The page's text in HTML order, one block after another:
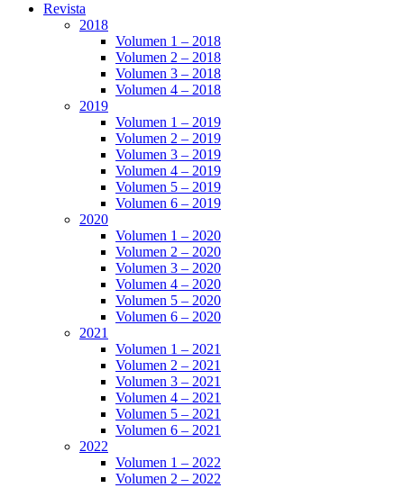
Revista
2018
Volumen 1 – 2018
Volumen 2 – 2018
Volumen 3 – 2018
Volumen 4 – 2018
2019
Volumen 1 – 2019
Volumen 2 – 2019
Volumen 3 – 2019
Volumen 4 – 2019
Volumen 5 – 2019
Volumen 6 – 2019
2020
Volumen 1 – 2020
Volumen 2 – 2020
Volumen 3 – 2020
Volumen 4 – 2020
Volumen 5 – 2020
Volumen 6 – 2020
2021
Volumen 1 – 2021
Volumen 2 – 2021
Volumen 3 – 2021
Volumen 4 – 2021
Volumen 5 – 2021
Volumen 6 – 2021
2022
Volumen 1 – 2022
Volumen 2 – 2022